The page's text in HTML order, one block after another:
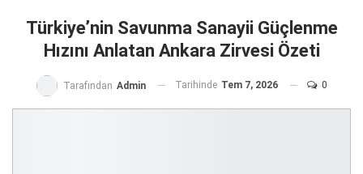
Türkiye’nin Savunma Sanayii Güçlenme
Hızını Anlatan Ankara Zirvesi Özeti
Tarafından Admin Tarihinde Tem 7, 2026 0